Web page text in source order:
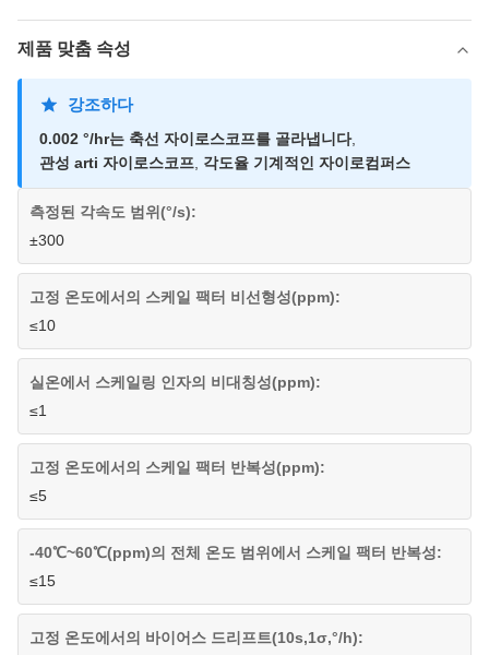
제품 맞춤 속성
강조하다
0.002 °/hr는 축선 자이로스코프를 골라냅니다,
관성 arti 자이로스코프 각도율 기계적인 자이로컴퍼스
측정된 각속도 범위(°/s):
±300
고정 온도에서의 스케일 팩터 비선형성(ppm):
≤10
실온에서 스케일링 인자의 비대칭성(ppm):
≤1
고정 온도에서의 스케일 팩터 반복성(ppm):
≤5
-40℃~60℃(ppm)의 전체 온도 범위에서 스케일 팩터 반복성:
≤15
고정 온도에서의 바이어스 드리프트(10s,1σ,°/h):